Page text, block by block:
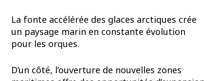
La fonte accélérée des glaces arctiques crée
un paysage marin en constante évolution
pour les orques.
D’un côté, l’ouverture de nouvelles zones